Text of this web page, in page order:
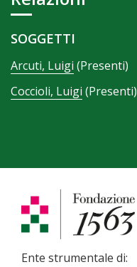
SOGGETTI
Arcuti, Luigi (Presenti)
Coccioli, Luigi (Presenti)
Ente strumentale di: